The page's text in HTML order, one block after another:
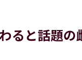
ると話題